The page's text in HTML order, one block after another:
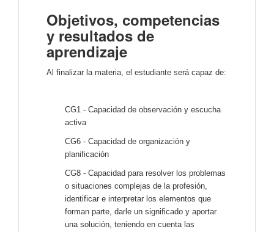
Objetivos, competencias
y resultados de
aprendizaje
Al finalizar la materia, el estudiante será capaz de:
CG1 - Capacidad de observación y escucha
activa
CG6 - Capacidad de organización y
planificación
CG8 - Capacidad para resolver los problemas
o situaciones complejas de la profesión,
identificar e interpretar los elementos que
forman parte, darle un significado y aportar
una solución, teniendo en cuenta las